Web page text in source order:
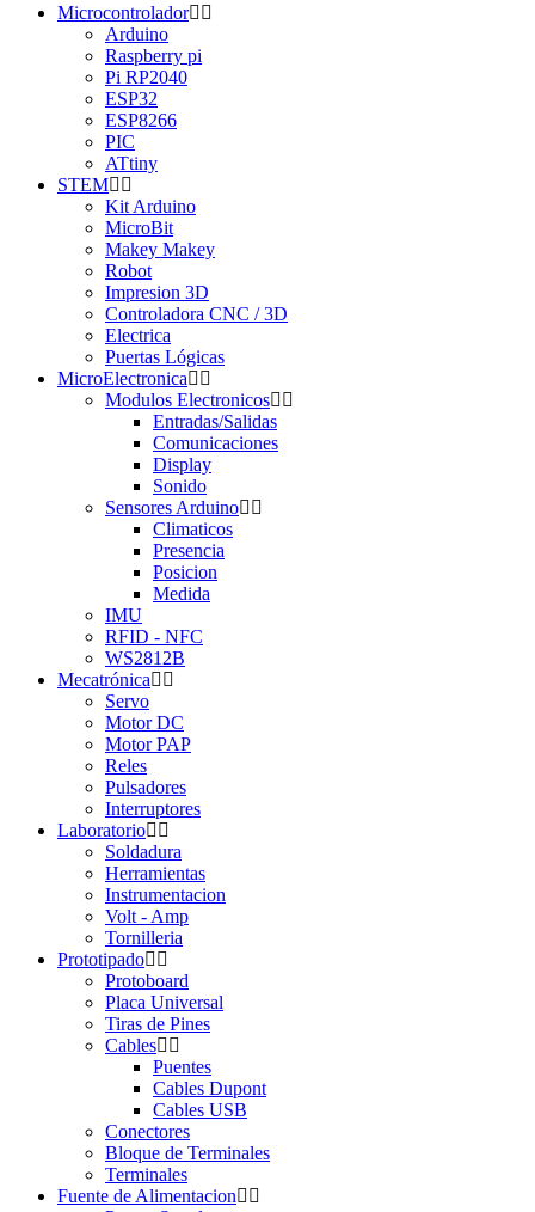
Microcontrolador
Arduino
Raspberry pi
Pi RP2040
ESP32
ESP8266
PIC
ATtiny
STEM
Kit Arduino
MicroBit
Makey Makey
Robot
Impresion 3D
Controladora CNC / 3D
Electrica
Puertas Lógicas
MicroElectronica
Modulos Electronicos
Entradas/Salidas
Comunicaciones
Display
Sonido
Sensores Arduino
Climaticos
Presencia
Posicion
Medida
IMU
RFID - NFC
WS2812B
Mecatrónica
Servo
Motor DC
Motor PAP
Reles
Pulsadores
Interruptores
Laboratorio
Soldadura
Herramientas
Instrumentacion
Volt - Amp
Tornilleria
Prototipado
Protoboard
Placa Universal
Tiras de Pines
Cables
Puentes
Cables Dupont
Cables USB
Conectores
Bloque de Terminales
Terminales
Fuente de Alimentacion